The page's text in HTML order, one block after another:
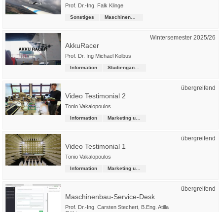
Prof. Dr.-Ing. Falk Klinge
Sonstiges
Wintersemester 2025/26
AkkuRacer
Prof. Dr. Ing Michael Kolbus
Information
übergreifend
Video Testimonial 2
Tonio Vakalopoulos
Information
übergreifend
Video Testimonial 1
Tonio Vakalopoulos
Information
übergreifend
Maschinenbau-Service-Desk
Prof. Dr.-Ing. Carsten Stechert B.Eng. Atilla